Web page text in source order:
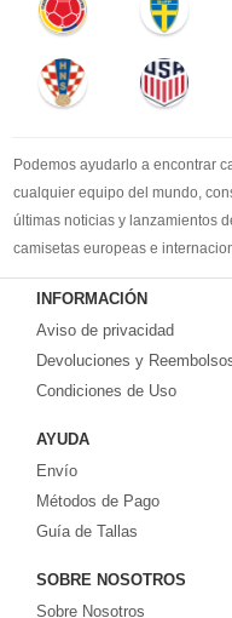
Podemos ayudarlo a encontrar
cualquier equipo del mundo,
últimas noticias y lanzamientos
camisetas europeas e
Comprecamisetas de futbol
Europa. ¡Grandes ofertas en
europeos e internacionales,
Compre nuestra gran selección
equipaciones, camisetas y un
INFORMACIÓN
Aviso de privacidad
Devoluciones y
Condiciones de Uso
AYUDA
Envío
Métodos de Pago
Guía de Tallas
SOBRE NOSOTROS
Sobre Nosotros